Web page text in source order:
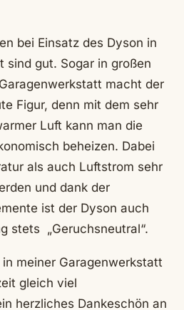
bei Einsatz des Dyson in
sind gut. Sogar in großen
macht der
Figur, denn mit dem sehr
Luft kann man die
beheizen. Dabei
als auch Luftstrom sehr
und dank der
ist der Dyson auch
stets „Geruchsneutral“.
meiner Garagenwerkstatt
gleich viel
herzliches Dankeschön an